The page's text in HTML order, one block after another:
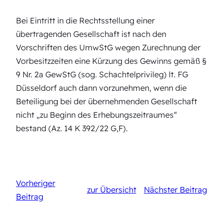
Bei Eintritt in die Rechtsstellung einer
übertragenden Gesellschaft ist nach den
Vorschriften des UmwStG wegen Zurechnung der
Vorbesitzzeiten eine Kürzung des Gewinns gemäß §
9 Nr. 2a GewStG (sog. Schachtelprivileg) lt. FG
Düsseldorf auch dann vorzunehmen, wenn die
Beteiligung bei der übernehmenden Gesellschaft
nicht „zu Beginn des Erhebungszeitraumes“
bestand (Az. 14 K 392/22 G,F).
Vorheriger
Beitrag
zur Übersicht Nächster Beitrag